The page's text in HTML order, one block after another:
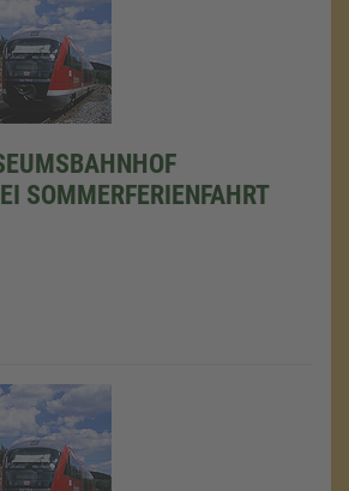
SOMMERFERIENFAHRT